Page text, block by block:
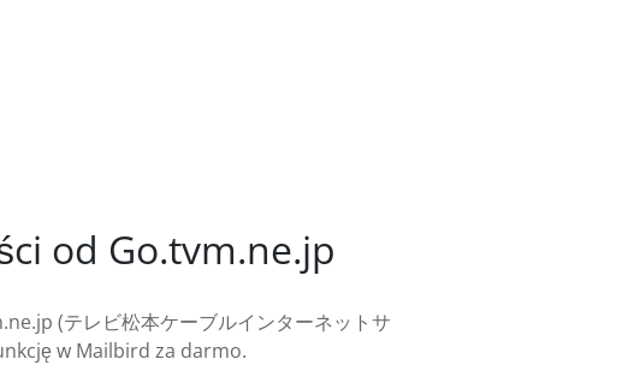
od Go.tvm.ne.jp
(テレビ松本ケーブルインターネットサ
w Mailbird za darmo.